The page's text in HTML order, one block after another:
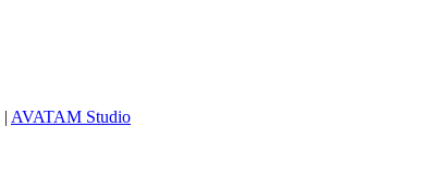
| AVATAM Studio